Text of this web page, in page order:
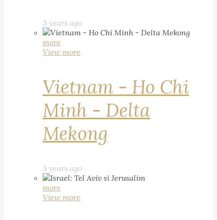
3 years ago
more
View more
Vietnam - Ho Chi
Minh - Delta
Mekong
3 years ago
more
View more